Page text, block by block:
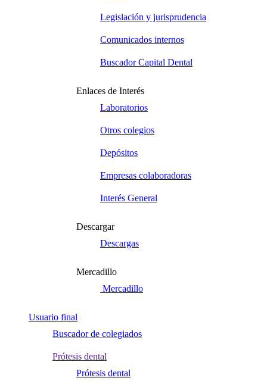
Legislación y jurisprudencia
Comunicados internos
Buscador Capital Dental
Enlaces de Interés
Laboratorios
Otros colegios
Depósitos
Empresas colaboradoras
Interés General
Descargar
Descargas
Mercadillo
Mercadillo
Usuario final
Buscador de colegiados
Prótesis dental
Prótesis dental